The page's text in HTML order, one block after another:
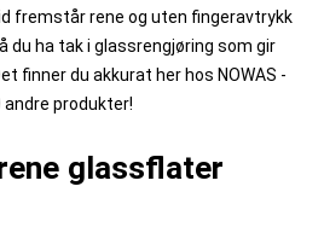
fremstår rene og uten fingeravtrykk
du ha tak i glassrengjøring som gir
finner du akkurat her hos NOWAS -
andre produkter!
glassflater